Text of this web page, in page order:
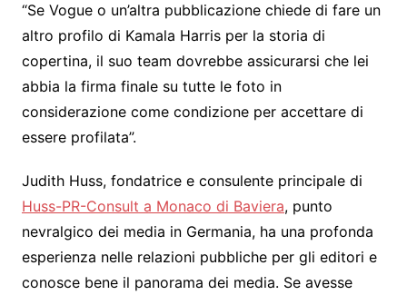
“Se Vogue o un’altra pubblicazione chiede di fare un
altro profilo di Kamala Harris per la storia di
copertina, il suo team dovrebbe assicurarsi che lei
abbia la firma finale su tutte le foto in
considerazione come condizione per accettare di
essere profilata”.
Judith Huss, fondatrice e consulente principale di
Huss-PR-Consult a Monaco di Baviera, punto
nevralgico dei media in Germania, ha una profonda
esperienza nelle relazioni pubbliche per gli editori e
conosce bene il panorama dei media. Se avesse